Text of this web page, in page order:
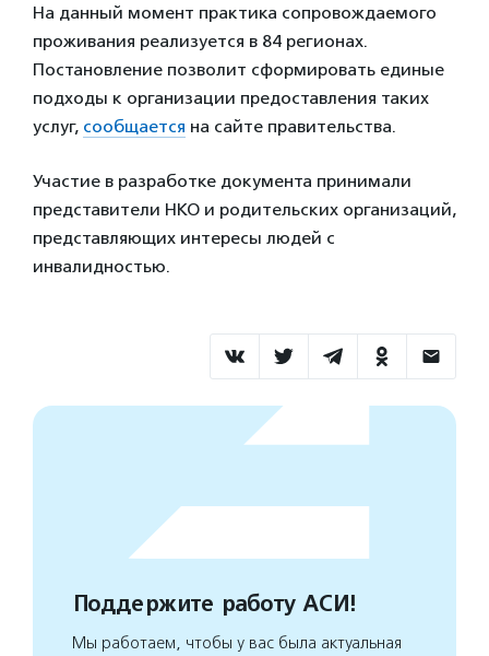
На данный момент практика сопровождаемого
проживания реализуется в 84 регионах.
Постановление позволит сформировать единые
подходы к организации предоставления таких
услуг, сообщается на сайте правительства.
Участие в разработке документа принимали
представители НКО и родительских организаций,
представляющих интересы людей с
инвалидностью.
Поддержите работу АСИ!
Мы работаем, чтобы у вас была актуальная